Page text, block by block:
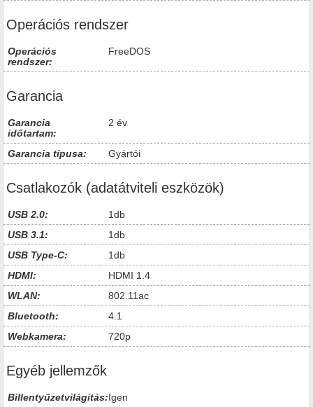
Operációs rendszer
Operációs
rendszer:
FreeDOS
Garancia
Garancia
időtartam:
2 év
Garancia típusa: Gyártói
Csatlakozók (adatátviteli eszközök)
USB 2.0:
1db
USB 3.1:
1db
USB Type-C:
1db
HDMI:
HDMI 1.4
WLAN:
802.11ac
Bluetooth:
4.1
Webkamera:
720p
Egyéb jellemzők
Billentyűzetvilágítás:Igen